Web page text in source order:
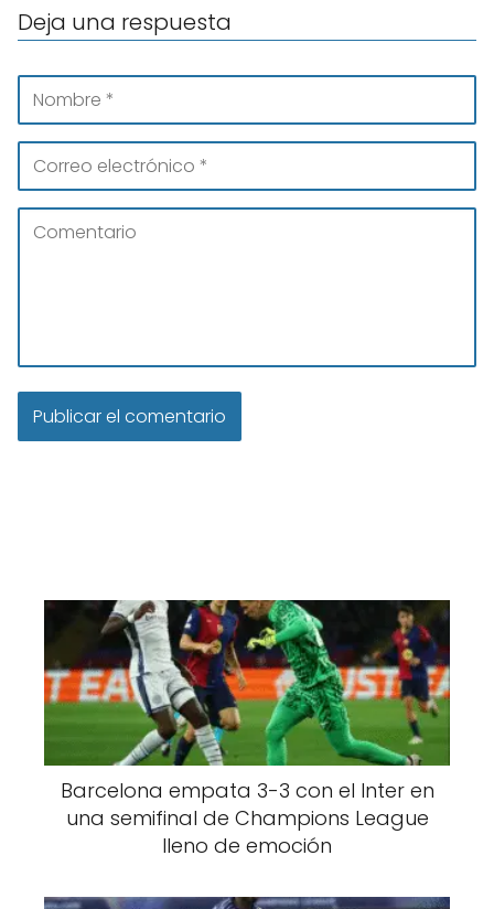
Deja una respuesta
Barcelona empata 3-3 con el Inter en
una semifinal de Champions League
lleno de emoción